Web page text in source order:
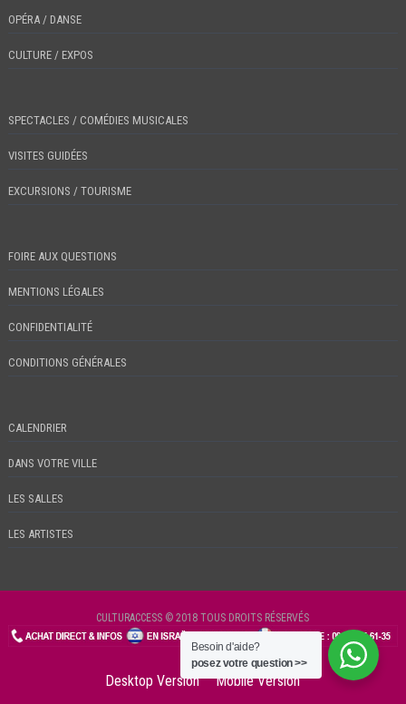
OPÉRA / DANSE
CULTURE / EXPOS
SPECTACLES / COMÉDIES MUSICALES
VISITES GUIDÉES
EXCURSIONS / TOURISME
FOIRE AUX QUESTIONS
MENTIONS LÉGALES
CONFIDENTIALITÉ
CONDITIONS GÉNÉRALES
CALENDRIER
DANS VOTRE VILLE
LES SALLES
LES ARTISTES
CULTURACCESS © 2018 TOUS DROITS RÉSERVÉS
CHECKIN
Desktop Version Mobile Version
Besoin d'aide?
posez votre question >>